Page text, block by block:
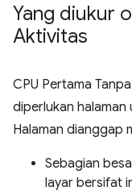
Yang diukur
Aktivitas
CPU Pertama
diperlukan halaman
Halaman dianggap
Sebagian
layar bersifat